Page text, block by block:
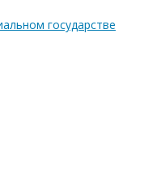
государстве